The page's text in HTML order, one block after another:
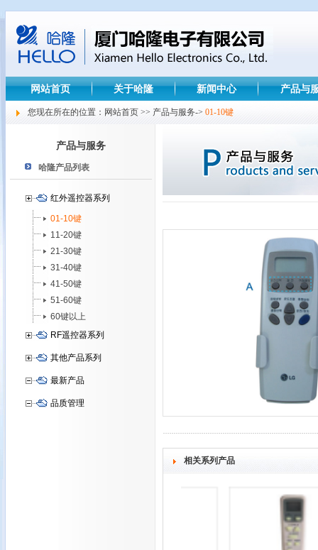
网站首页 关于哈隆 新闻中心 产品与
您现在所在的位置：网站首页 >> 产品与服务-> 01-10键
产品与服务
哈隆产品列表
红外遥控器系列
01-10键
11-20键
21-30键
31-40键
41-50键
51-60键
60键以上
RF遥控器系列
其他产品系列
最新产品
品质管理
相关系列产品